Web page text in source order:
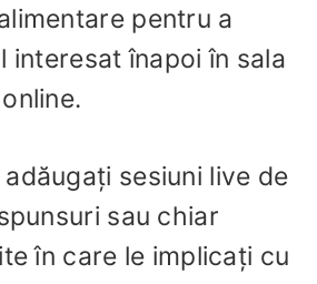
pentru a
interesat înapoi în sala
sesiuni live de
sau chiar
în care le implicați cu